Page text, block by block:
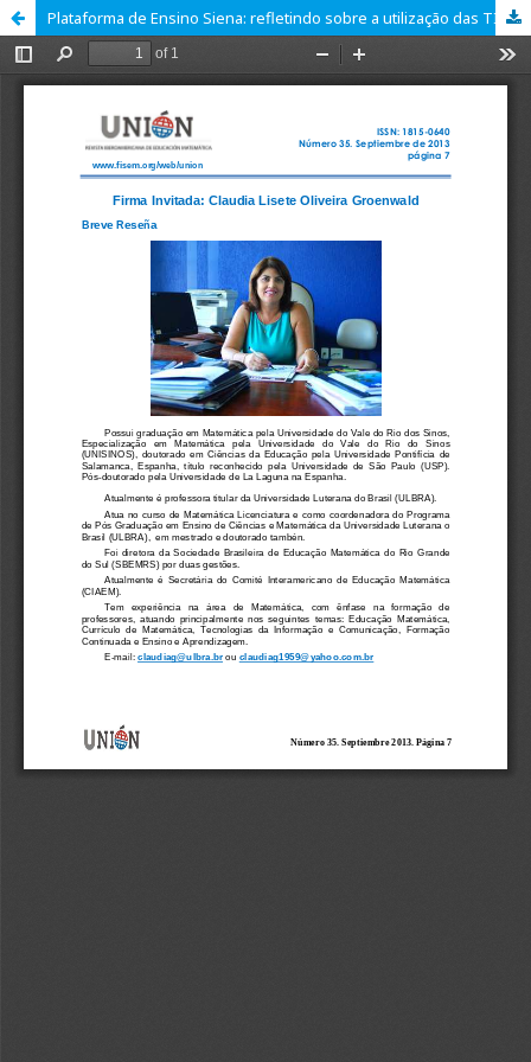
Plataforma de Ensino Siena: refletindo sobre a utilização das TIC no processo de ensino e aprendizagem